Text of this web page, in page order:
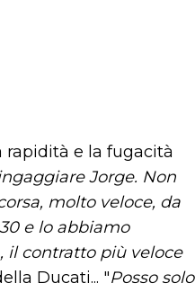
e la fugacità
Jorge. Non
molto veloce, da
e lo abbiamo
il contratto più veloce
Ducati... "Posso solo